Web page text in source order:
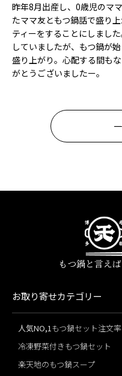
昨年8月出産し、0歳児のマ
たママ友ともつ鍋話で盛り
ティーをすることにしまし
していましたが、もつ鍋が
盛り上がり。心配する間も
がとうございましたー。
もつ鍋と言え
お取り寄せカテゴリー
人気NO,1もつ鍋セット注文
冷凍野菜付きもつ鍋セット
楽天地のもつ鍋スープ